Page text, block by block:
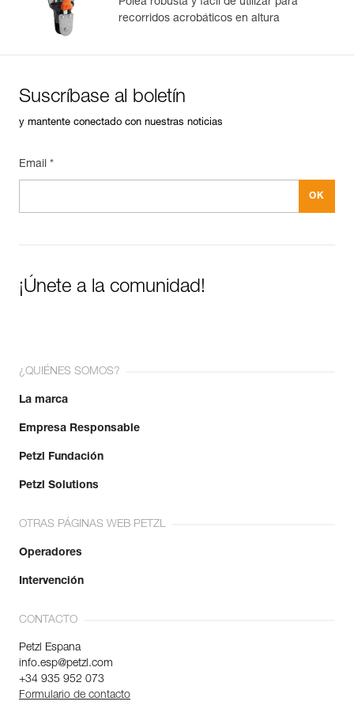
recorridos acrobáticos en altura
Suscríbase al boletín
y mantente conectado con nuestras noticias
Email *
¡Únete a la comunidad!
¿QUIÉNES SOMOS?
La marca
Empresa Responsable
Petzl Fundación
Petzl Solutions
OTRAS PÁGINAS WEB PETZL
Operadores
Intervención
CONTACTO
Petzl Espana
info.esp@petzl.com
+34 935 952 073
Formulario de contacto